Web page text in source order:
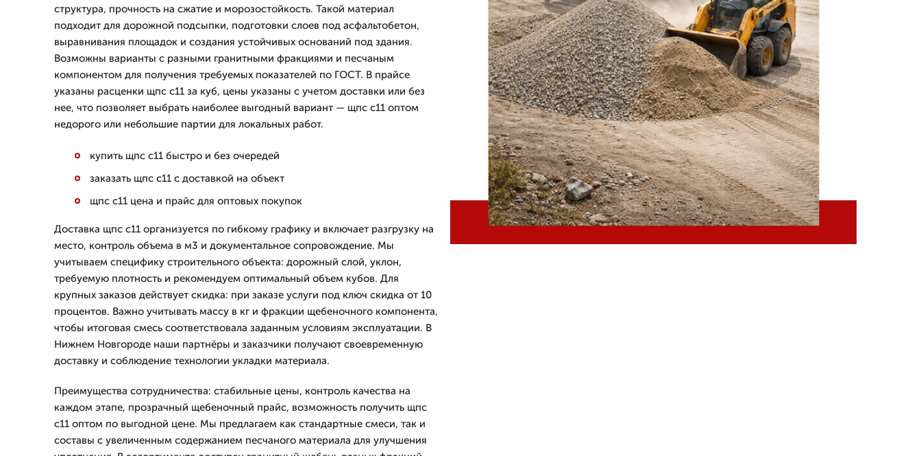
структура, прочность на сжатие и морозостойкость. Такой материал
подходит для дорожной подсыпки, подготовки слоев под асфальтобетон,
выравнивания площадок и создания устойчивых оснований под здания.
Возможны варианты с разными гранитными фракциями и песчаным
компонентом для получения требуемых показателей по ГОСТ. В прайсе
указаны расценки щпс с11 за куб, цены указаны с учетом доставки или без
нее, что позволяет выбрать наиболее выгодный вариант — щпс с11 оптом
недорого или небольшие партии для локальных работ.
купить щпс с11 быстро и без очередей
заказать щпс с11 с доставкой на объект
щпс с11 цена и прайс для оптовых покупок
Доставка щпс с11 организуется по гибкому графику и включает разгрузку на
место, контроль объема в м3 и документальное сопровождение. Мы
учитываем специфику строительного объекта: дорожный слой, уклон,
требуемую плотность и рекомендуем оптимальный объем кубов. Для
крупных заказов действует скидка: при заказе услуги под ключ скидка от 10
процентов. Важно учитывать массу в кг и фракции щебеночного компонента,
чтобы итоговая смесь соответствовала заданным условиям эксплуатации. В
Нижнем Новгороде наши партнёры и заказчики получают своевременную
доставку и соблюдение технологии укладки материала.
Преимущества сотрудничества: стабильные цены, контроль качества на
каждом этапе, прозрачный щебеночный прайс, возможность получить щпс
с11 оптом по выгодной цене. Мы предлагаем как стандартные смеси, так и
составы с увеличенным содержанием песчаного материала для улучшения